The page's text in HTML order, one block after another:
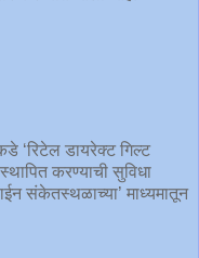
‘रिटेल डायरेक्ट गिल्ट
करण्याची सुविधा
संकेतस्थळाच्या’ माध्यमातून